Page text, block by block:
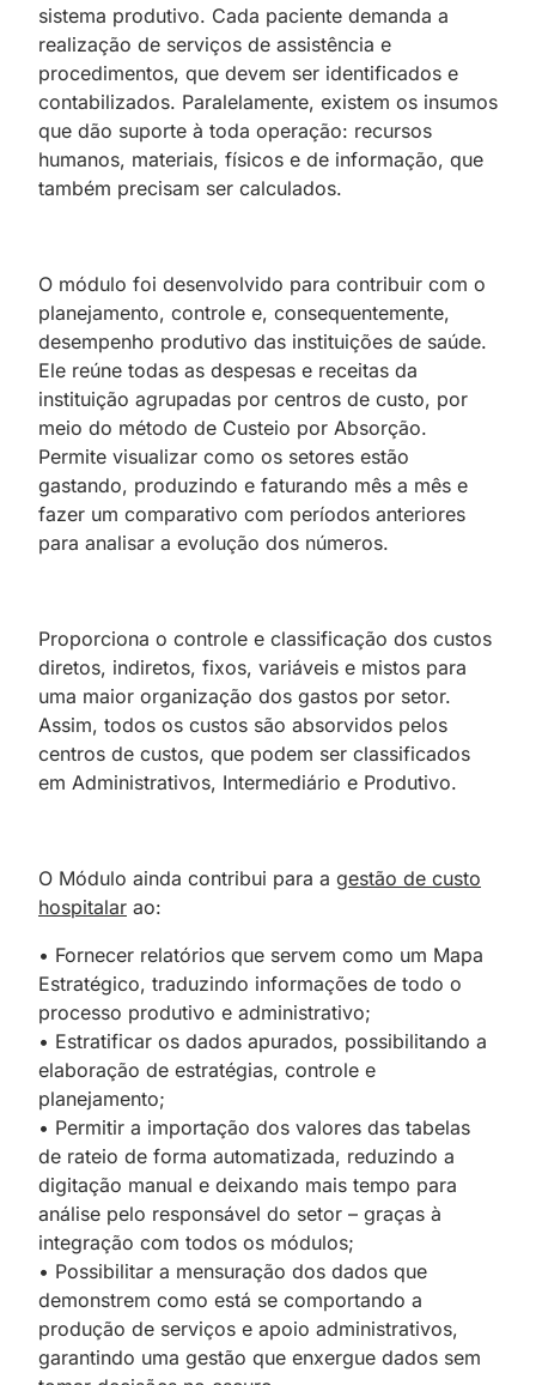
sistema produtivo. Cada paciente demanda a
realização de serviços de assistência e
procedimentos, que devem ser identificados e
contabilizados. Paralelamente, existem os insumos
que dão suporte à toda operação: recursos
humanos, materiais, físicos e de informação, que
também precisam ser calculados.
O módulo foi desenvolvido para contribuir com o
planejamento, controle e, consequentemente,
desempenho produtivo das instituições de saúde.
Ele reúne todas as despesas e receitas da
instituição agrupadas por centros de custo, por
meio do método de Custeio por Absorção.
Permite visualizar como os setores estão
gastando, produzindo e faturando mês a mês e
fazer um comparativo com períodos anteriores
para analisar a evolução dos números.
Proporciona o controle e classificação dos custos
diretos, indiretos, fixos, variáveis e mistos para
uma maior organização dos gastos por setor.
Assim, todos os custos são absorvidos pelos
centros de custos, que podem ser classificados
em Administrativos, Intermediário e Produtivo.
O Módulo ainda contribui para a gestão de custo
hospitalar ao:
• Fornecer relatórios que servem como um Mapa
Estratégico, traduzindo informações de todo o
processo produtivo e administrativo;
• Estratificar os dados apurados, possibilitando a
elaboração de estratégias, controle e
planejamento;
• Permitir a importação dos valores das tabelas
de rateio de forma automatizada, reduzindo a
digitação manual e deixando mais tempo para
análise pelo responsável do setor – graças à
integração com todos os módulos;
• Possibilitar a mensuração dos dados que
demonstrem como está se comportando a
produção de serviços e apoio administrativos,
garantindo uma gestão que enxergue dados sem